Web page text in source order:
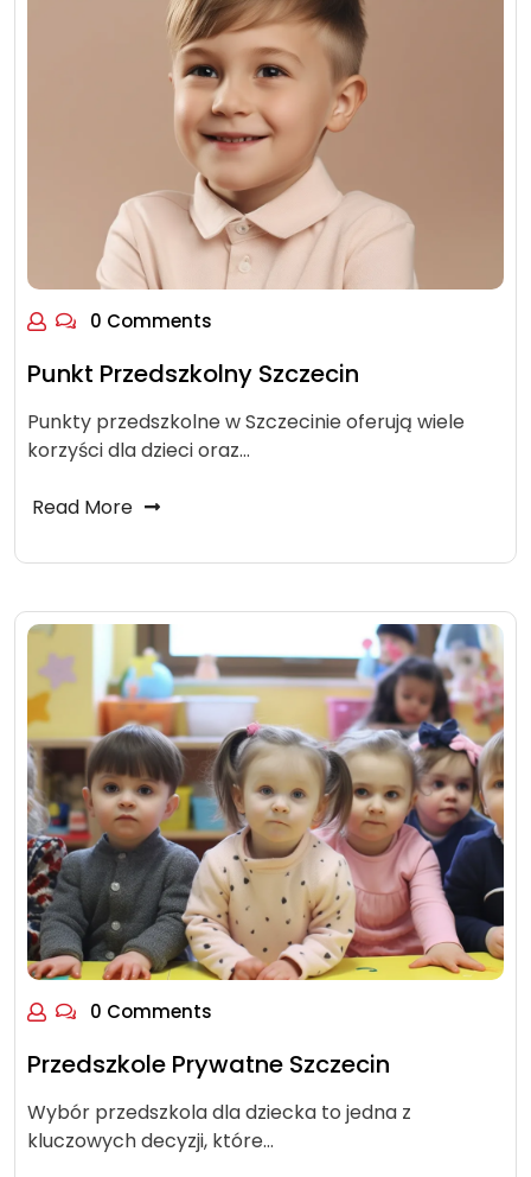
0 Comments
Punkt Przedszkolny Szczecin
Punkty przedszkolne w Szczecinie oferują wiele
korzyści dla dzieci oraz…
Read More
0 Comments
Przedszkole Prywatne Szczecin
Wybór przedszkola dla dziecka to jedna z
kluczowych decyzji, które…